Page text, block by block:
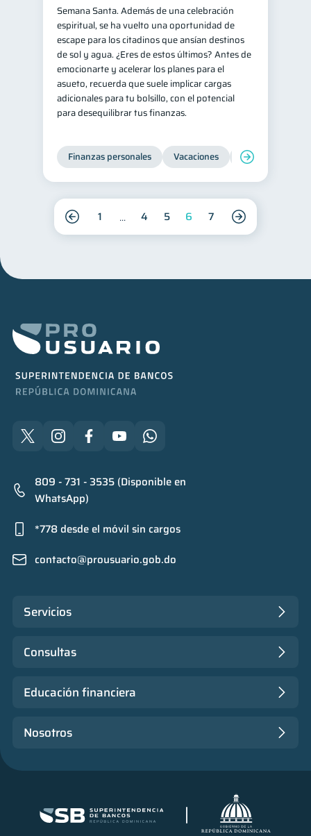
Semana Santa. Además de una celebración
espiritual, se ha vuelto una oportunidad de
escape para los citadinos que ansían destinos
de sol y agua. ¿Eres de estos últimos? Antes de
emocionarte y acelerar los planes para el
asueto, recuerda que suele implicar cargas
adicionales para tu bolsillo, con el potencial
para desequilibrar tus finanzas.
Finanzas personales Vacaciones Organización
1 4 5 6 7
809 - 731 - 3535 (Disponible en
WhatsApp)
*778 desde el móvil sin cargos
contacto@prousuario.gob.do
Servicios
Consultas
Educación financiera
Nosotros